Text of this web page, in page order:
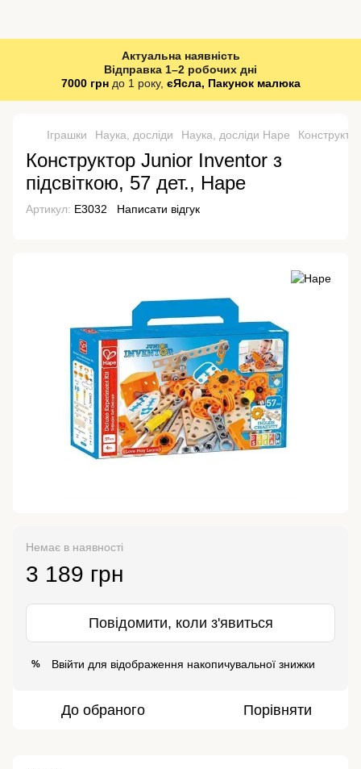
Актуальна наявність
Відправка 1–2 робочих дні
7000 грндо 1 року, єЯсла, Пакунок малюка
Іграшки Наука, досліди Наука, досліди Hape
Конструктор Junior Inventor з
підсвіткою, 57 дет., Hape
Артикул: E3032 Написати відгук
Немає в наявності
3 189 грн
Повідомити, коли з'явиться
% Ввійти для відображення накопичувальної знижки
До обраного Порівняти